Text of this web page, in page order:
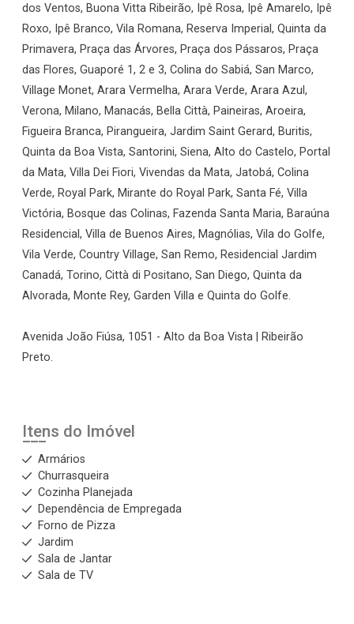
dos Ventos, Buona Vitta Ribeirão, Ipê Rosa, Ipê Amarelo, Ipê
Roxo, Ipê Branco, Vila Romana, Reserva Imperial, Quinta da
Primavera, Praça das Árvores, Praça dos Pássaros, Praça
das Flores, Guaporé 1, 2 e 3, Colina do Sabiá, San Marco,
Village Monet, Arara Vermelha, Arara Verde, Arara Azul,
Verona, Milano, Manacás, Bella Città, Paineiras, Aroeira,
Figueira Branca, Pirangueira, Jardim Saint Gerard, Buritis,
Quinta da Boa Vista, Santorini, Siena, Alto do Castelo, Portal
da Mata, Villa Dei Fiori, Vivendas da Mata, Jatobá, Colina
Verde, Royal Park, Mirante do Royal Park, Santa Fé, Villa
Victória, Bosque das Colinas, Fazenda Santa Maria, Baraúna
Residencial, Villa de Buenos Aires, Magnólias, Vila do Golfe,
Vila Verde, Country Village, San Remo, Residencial Jardim
Canadá, Torino, Città di Positano, San Diego, Quinta da
Alvorada, Monte Rey, Garden Villa e Quinta do Golfe.
Avenida João Fiúsa, 1051 - Alto da Boa Vista | Ribeirão
Preto.
Itens do Imóvel
Armários
Churrasqueira
Cozinha Planejada
Dependência de Empregada
Forno de Pizza
Jardim
Sala de Jantar
Sala de TV